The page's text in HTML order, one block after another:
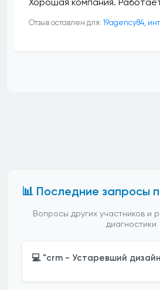
Отзыв оставлен для: 19agency84,
📊 Последние запросы
Вопросы других участников и
диагностики
💻 "crm - Устаревший